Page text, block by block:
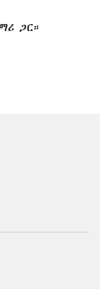
ጋር።